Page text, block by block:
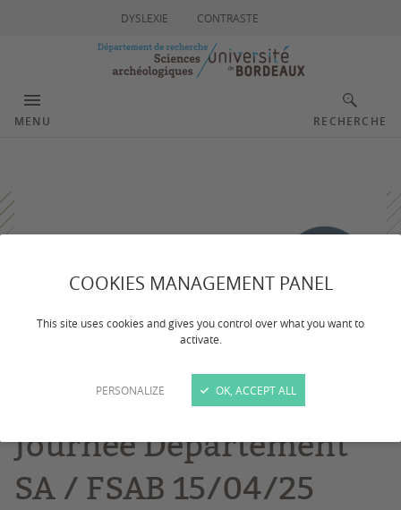
COOKIES MANAGEMENT PANEL
This site uses cookies and gives you control over what you want to
activate.
PERSONALIZE OK, ACCEPT ALL
DYSLEXIE CONTRASTE
MENU RECHERCHE
Journée Département
SA / FSAB 15/04/25